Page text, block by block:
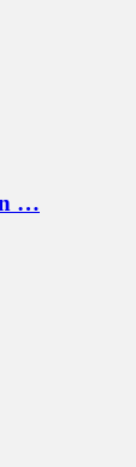
…